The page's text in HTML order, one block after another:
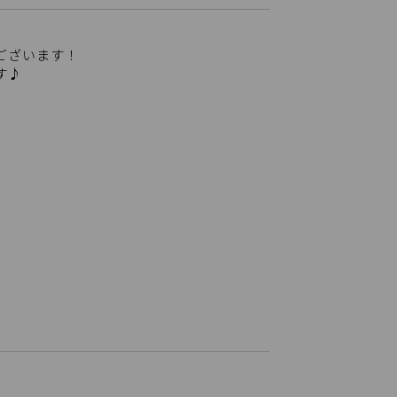
います！
♪